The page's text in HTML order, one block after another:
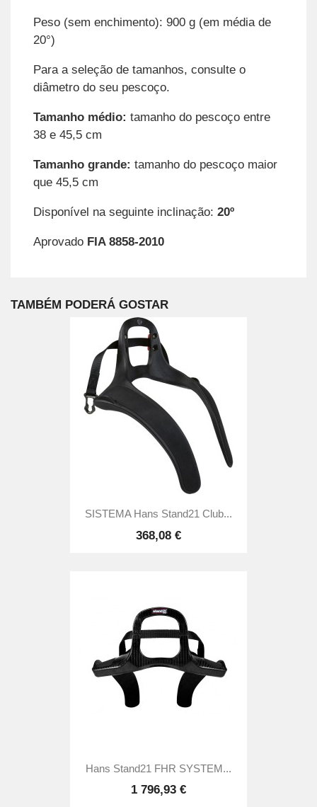
Peso (sem enchimento): 900 g (em média de
20°)
Para a seleção de tamanhos, consulte o
diâmetro do seu pescoço.
Tamanho médio: tamanho do pescoço entre
38 e 45,5 cm
Tamanho grande: tamanho do pescoço maior
que 45,5 cm
Disponível na seguinte inclinação: 20º
Aprovado FIA 8858-2010
TAMBÉM PODERÁ GOSTAR
SISTEMA Hans Stand21 Club...
368,08 €
Hans Stand21 FHR SYSTEM...
1 796,93 €